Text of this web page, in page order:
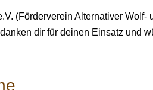
(Förderverein Alternativer
dir für deinen Einsatz und